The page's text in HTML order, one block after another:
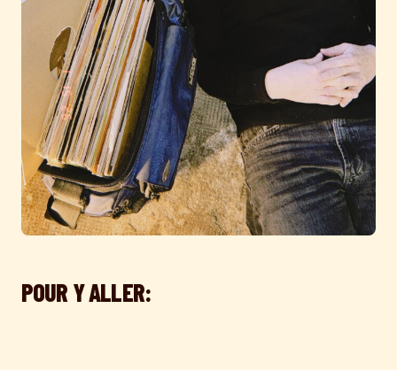
POUR Y ALLER: